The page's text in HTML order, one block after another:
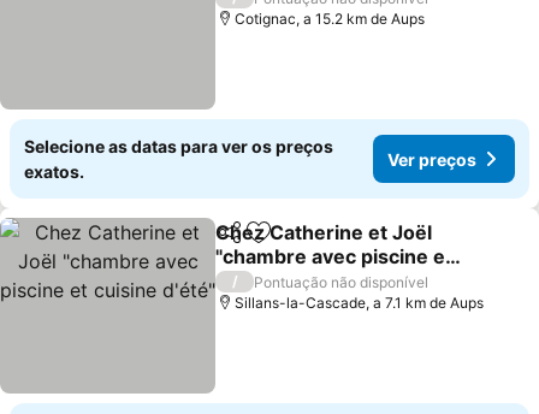
Cotignac, a 15.2 km de Aups
Selecione as datas para ver os preços
exatos.
Ver preços
PartilharAdicionar aos favoritos
Chez Catherine et Joël
"chambre avec piscine et
cuisine d'été"
/
Pontuação não disponível
Sillans-la-Cascade, a 7.1 km de Aups